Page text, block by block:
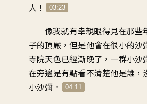
人 ！ 03:23
像我就有幸親眼得見在那些
子的頂嚴 ，但是他會在很小的沙
寺院天色已經漸晚了 ， 一群小沙
在旁邊是有點看不清楚他是誰 ，
小沙彌 。 04:11